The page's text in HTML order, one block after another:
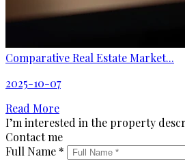
Comparative Real Estate Market...
2025-10-07
Read More
I’m interested in the property
Contact me
Full Name *